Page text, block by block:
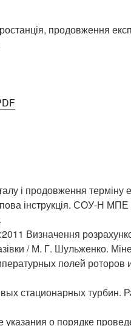
продовження
і продовження терміну
інструкція. СОУ-Н
Визначення
/ М. Г. Шульженко.
полей
стационарных турбин.
о порядке